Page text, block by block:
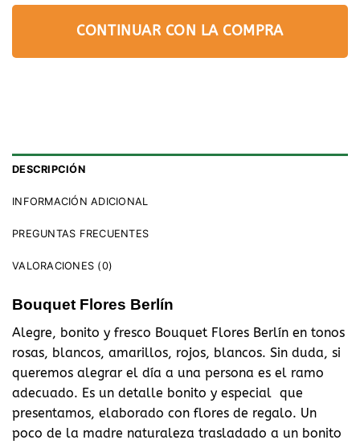
CONTINUAR CON LA COMPRA
DESCRIPCIÓN
INFORMACIÓN ADICIONAL
PREGUNTAS FRECUENTES
VALORACIONES (0)
Bouquet Flores Berlín
Alegre, bonito y fresco Bouquet Flores Berlín en tonos
rosas, blancos, amarillos, rojos, blancos. Sin duda, si
queremos alegrar el día a una persona es el ramo
adecuado. Es un detalle bonito y especial que
presentamos, elaborado con flores de regalo. Un
poco de la madre naturaleza trasladado a un bonito